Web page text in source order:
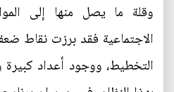
وقلة ما يصل منها إلى
الاجتماعية فقد برزت نقاط
التخطيط، ووجود أعداد